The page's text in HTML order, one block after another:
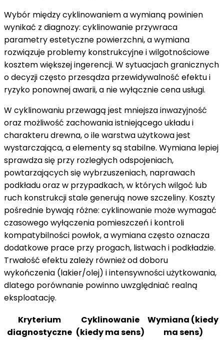
Wybór między cyklinowaniem a wymianą powinien
wynikać z diagnozy: cyklinowanie przywraca
parametry estetyczne powierzchni, a wymiana
rozwiązuje problemy konstrukcyjne i wilgotnościowe
kosztem większej ingerencji. W sytuacjach granicznych
o decyzji często przesądza przewidywalność efektu i
ryzyko ponownej awarii, a nie wyłącznie cena usługi.
W cyklinowaniu przewagą jest mniejsza inwazyjność
oraz możliwość zachowania istniejącego układu i
charakteru drewna, o ile warstwa użytkowa jest
wystarczająca, a elementy są stabilne. Wymiana lepiej
sprawdza się przy rozległych odspojeniach,
powtarzających się wybrzuszeniach, naprawach
podkładu oraz w przypadkach, w których wilgoć lub
ruch konstrukcji stale generują nowe szczeliny. Koszty
pośrednie bywają różne: cyklinowanie może wymagać
czasowego wyłączenia pomieszczeń i kontroli
kompatybilności powłok, a wymiana często oznacza
dodatkowe prace przy progach, listwach i podkładzie.
Trwałość efektu zależy również od doboru
wykończenia (lakier/olej) i intensywności użytkowania,
dlatego porównanie powinno uwzględniać realną
eksploatację.
Kryterium
diagnostyczne
Cyklinowanie
(kiedy ma sens)
Wymiana (kiedy
ma sens)